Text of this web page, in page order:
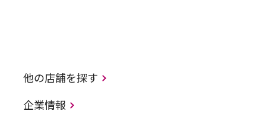
他の店舗を探す
企業情報